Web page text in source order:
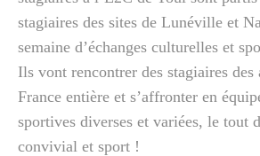
stagiaires des sites de Lunéville et
semaine d’échanges culturelles et
Ils vont rencontrer des stagiaires des
France entière et s’affronter en
sportives diverses et variées, le tout
convivial et sport !